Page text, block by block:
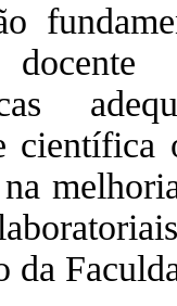
científica
da